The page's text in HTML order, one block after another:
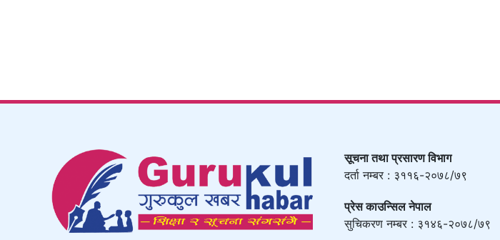
सूचना तथा प्रसारण विभाग
दर्ता नम्बर : ३११६-२०७८/७९
प्रेस काउन्सिल नेपाल
सुचिकरण नम्बर : ३१४६-२०७८/७९